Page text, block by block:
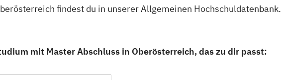
findest du in unserer Allgemeinen Hochschuldatenbank.
mit Master Abschluss in Oberösterreich, das zu dir passt: